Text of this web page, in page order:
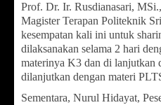
Prof. Dr. Ir. Rusdianasari,
Magister Terapan Politeknik
kesempatan kali ini untuk
dilaksanakan selama 2 hari
materinya K3 dan di lanjutkan
dilanjutkan dengan materi
Sementara, Nurul Hidayat,